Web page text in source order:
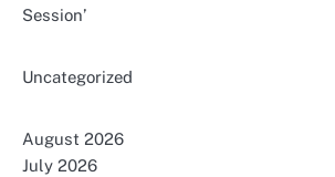
Session’
Uncategorized
August 2026
July 2026